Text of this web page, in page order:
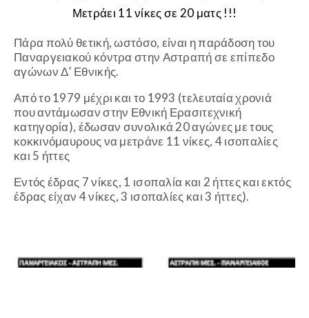
Μετράει 11 νίκες σε 20 ματς !!!
Πάρα πολύ θετική, ωστόσο, είναι η παράδοση του
Παναργειακού κόντρα στην Αστραπή σε επίπεδο
αγώνων Δ’ Εθνικής.
Από το 1979 μέχρι και το 1993 (τελευταία χρονιά
που αντάμωσαν στην Εθνική Ερασιτεχνική
κατηγορία), έδωσαν συνολικά 20 αγώνες με τους
κοκκινόμαυρους να μετράνε 11 νίκες, 4 ισοπαλίες
και 5 ήττες
Εντός έδρας 7 νίκες, 1 ισοπαλία και 2 ήττες και εκτός
έδρας είχαν 4 νίκες, 3 ισοπαλίες και 3 ήττες).